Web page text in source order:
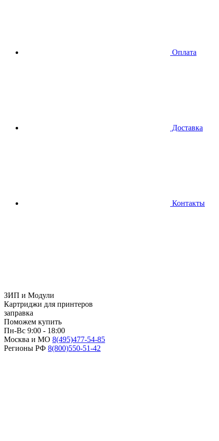
Оплата
Доставка
Контакты
ЗИП и Модули
Картриджи для принтеров
заправка
Поможем купить
Пн-Вс 9:00 - 18:00
Москва и МО 8(495)477-54-85
Регионы РФ 8(800)550-51-42